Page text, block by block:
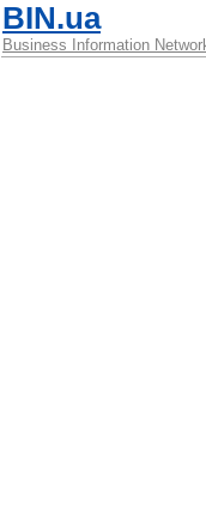
BIN.ua
Business Information